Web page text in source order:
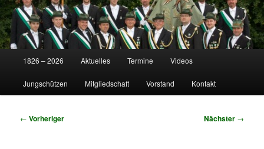
Zum
primären
Zum
sekundären
1826 – 2026 Aktuelles Termine Videos
Jungschützen Mitgliedschaft Vorstand Kontakt
Beitragsnavigation
← Vorheriger Nächster →